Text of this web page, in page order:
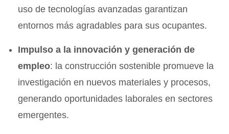
uso de tecnologías avanzadas garantizan
entornos más agradables para sus ocupantes.
Impulso a la innovación y generación de
empleo: la construcción sostenible promueve la
investigación en nuevos materiales y procesos,
generando oportunidades laborales en sectores
emergentes.